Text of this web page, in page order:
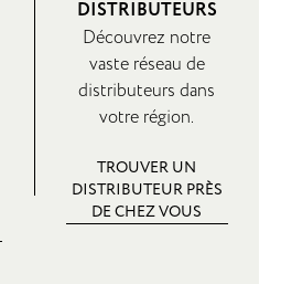
DISTRIBUTEURS
Découvrez notre
vaste réseau de
distributeurs dans
votre région.
TROUVER UN
DISTRIBUTEUR PRÈS
DE CHEZ VOUS